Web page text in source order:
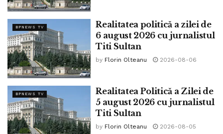
ordinii de semnificațiile acestei zile de 25 Martie!
Tags: ninel peia
BPNEWS TV
Realitatea politică a zilei de
6 august 2026 cu jurnalistul
Titi Sultan
by Florin Olteanu 2026-08-06
BPNEWS TV
Realitatea Politică a Zilei de
5 august 2026 cu jurnalistul
Titi Sultan
by Florin Olteanu 2026-08-05